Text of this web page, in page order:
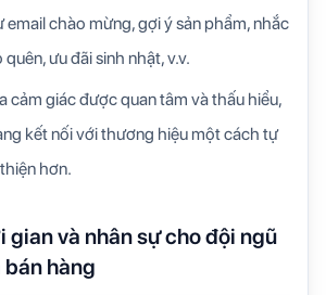
email chào mừng, gợi ý sản phẩm, nhắc
ưu đãi sinh nhật, v.v.
cảm giác được quan tâm và thấu hiểu,
kết nối với thương hiệu một cách tự
hơn.
gian và nhân sự cho đội ngũ
hàng